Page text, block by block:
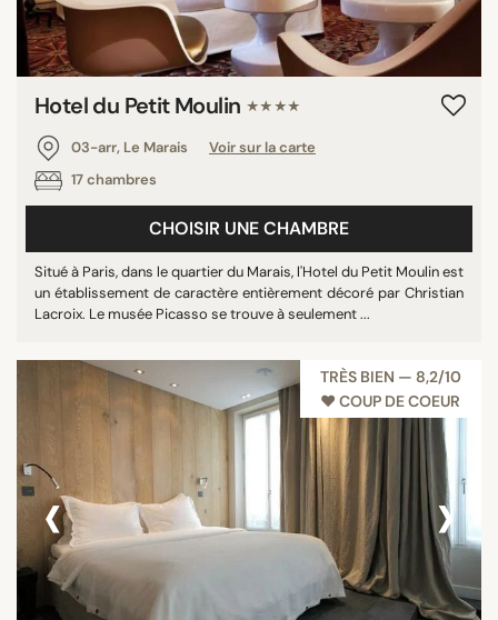
Hotel du Petit Moulin ★★★★
03-arr, Le Marais
Voir sur la carte
17 chambres
CHOISIR UNE CHAMBRE
Situé à Paris, dans le quartier du Marais, l'Hotel du Petit Moulin est
un établissement de caractère entièrement décoré par Christian
Lacroix. Le musée Picasso se trouve à seulement ...
TRÈS BIEN — 8,2/10
♥︎ COUP DE COEUR
‹ ›